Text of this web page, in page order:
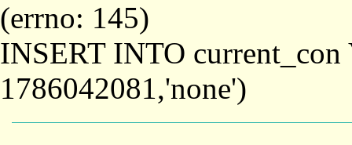
(errno: 145)
INSERT INTO
1786042081,'none')